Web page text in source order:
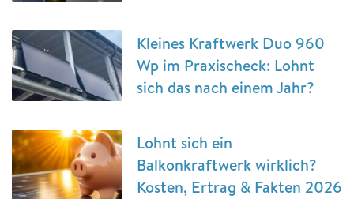
Kleines Kraftwerk Duo 960
Wp im Praxischeck: Lohnt
sich das nach einem Jahr?
Lohnt sich ein
Balkonkraftwerk wirklich?
Kosten, Ertrag & Fakten 2026